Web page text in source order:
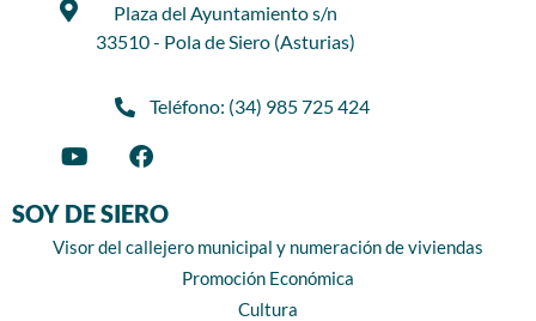
Plaza del Ayuntamiento s/n
33510 - Pola de Siero (Asturias)
Teléfono: (34) 985 725 424
SOY DE SIERO
Visor del callejero municipal y numeración de viviendas
Promoción Económica
Cultura